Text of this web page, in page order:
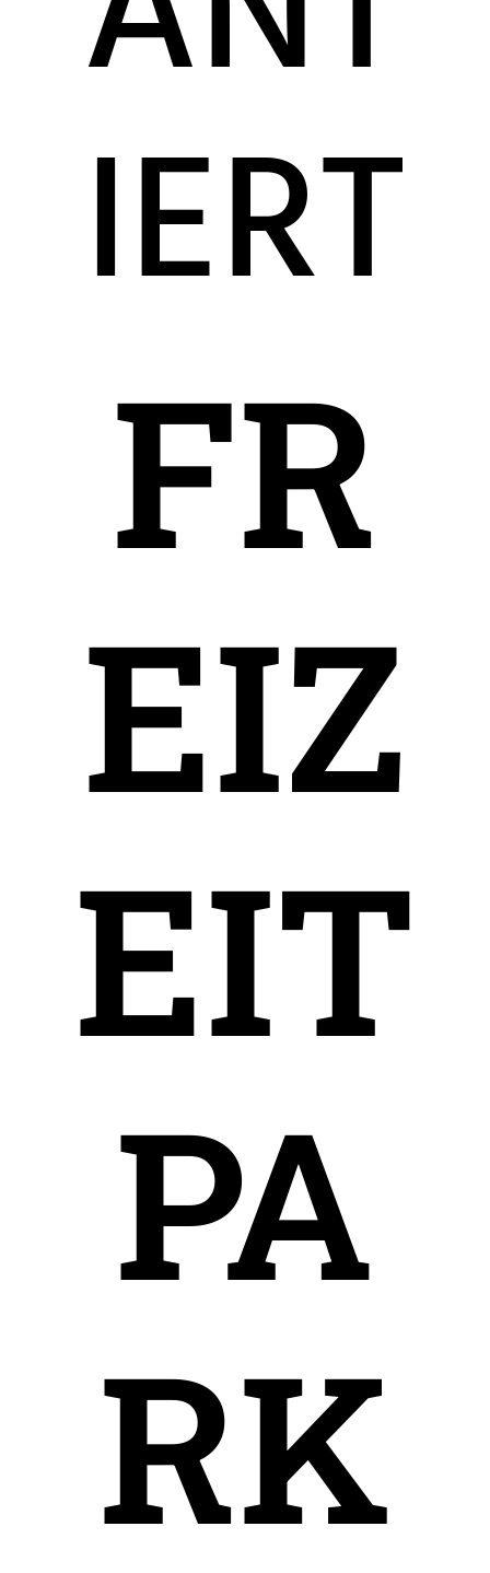
ERT
FR
EIZ
EIT
PA
RK